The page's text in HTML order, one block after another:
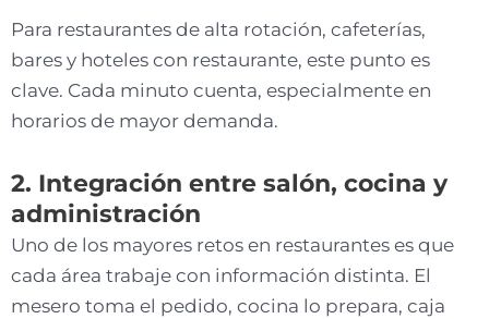
Para restaurantes de alta rotación, cafeterías,
bares y hoteles con restaurante, este punto es
clave. Cada minuto cuenta, especialmente en
horarios de mayor demanda.
2. Integración entre salón, cocina y
administración
Uno de los mayores retos en restaurantes es que
cada área trabaje con información distinta. El
mesero toma el pedido, cocina lo prepara, caja